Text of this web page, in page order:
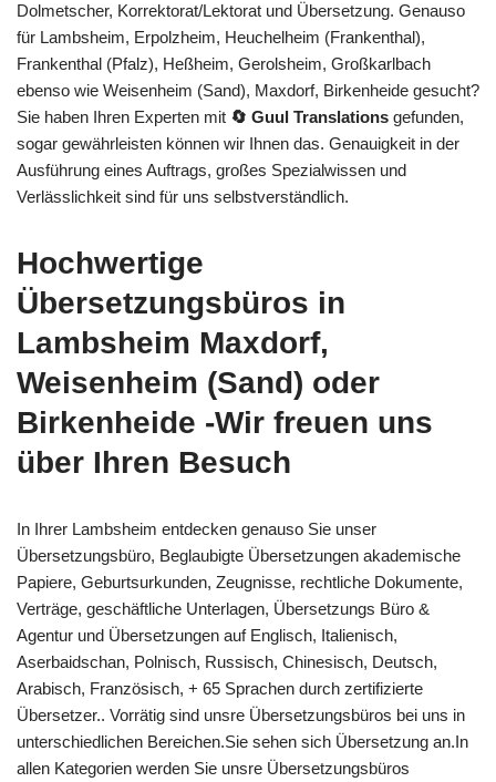
Dolmetscher, Korrektorat/Lektorat und Übersetzung. Genauso
für Lambsheim, Erpolzheim, Heuchelheim (Frankenthal),
Frankenthal (Pfalz), Heßheim, Gerolsheim, Großkarlbach
ebenso wie Weisenheim (Sand), Maxdorf, Birkenheide gesucht?
Sie haben Ihren Experten mit 🔄 Guul Translations gefunden,
sogar gewährleisten können wir Ihnen das. Genauigkeit in der
Ausführung eines Auftrags, großes Spezialwissen und
Verlässlichkeit sind für uns selbstverständlich.
Hochwertige
Übersetzungsbüros in
Lambsheim Maxdorf,
Weisenheim (Sand) oder
Birkenheide -Wir freuen uns
über Ihren Besuch
In Ihrer Lambsheim entdecken genauso Sie unser
Übersetzungsbüro, Beglaubigte Übersetzungen akademische
Papiere, Geburtsurkunden, Zeugnisse, rechtliche Dokumente,
Verträge, geschäftliche Unterlagen, Übersetzungs Büro &
Agentur und Übersetzungen auf Englisch, Italienisch,
Aserbaidschan, Polnisch, Russisch, Chinesisch, Deutsch,
Arabisch, Französisch, + 65 Sprachen durch zertifizierte
Übersetzer.. Vorrätig sind unsre Übersetzungsbüros bei uns in
unterschiedlichen Bereichen.Sie sehen sich Übersetzung an.In
allen Kategorien werden Sie unsre Übersetzungsbüros